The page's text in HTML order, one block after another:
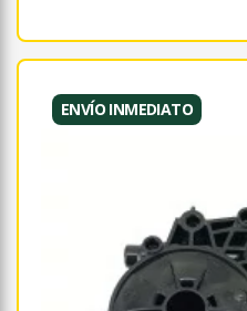
ENVÍO INMEDIATO